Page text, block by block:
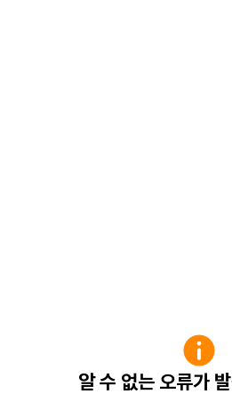
알 수 없는 오류가